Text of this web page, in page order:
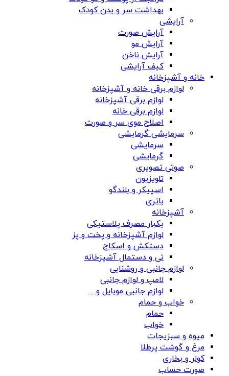
بهداشت سر و بدن کودک
آرایشی
آرایش صورت
آرایش مو
آرایش ناخن
کیف آرایشی
خانه و آشپزخانه
لوازم برقی خانه و آشپزخانه
لوازم برقی آشپزخانه
لوازم برقی خانه
اصلاح موی سر و صورت
سرمایشی گرمایشی
سرمایشی
گرمایشی
صوتی تصویری
تلویزیون
اسپیکر و بلندگو
باتری
آشپزخانه
یکبار مصرف پلاستیکی
لوازم آشپزخانه و پخت و پز
دستکش و اسکاج
تی و دستمال آشپزخانه
لوازم جانبی و روشنایی
لامپ و لوازم جانبی
لوازم جانبی موبایل و ...
خواب و حمام
حمام
خواب
میوه و سبزیجات
مرغ و گوشت پرطلا
کولر و بخاری
صورت حساب